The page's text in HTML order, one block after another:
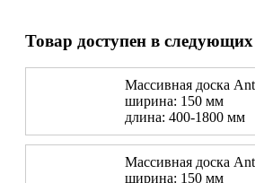
Товар доступен в
Массивная доска
ширина: 150 мм
длина: 400-1800 мм
Массивная доска
ширина: 150 мм